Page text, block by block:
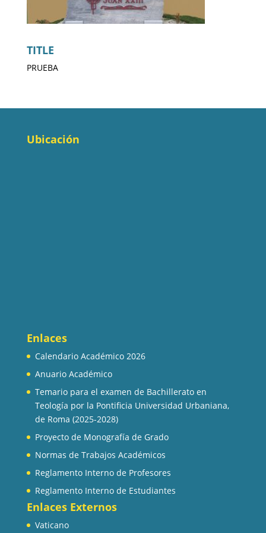
TITLE
PRUEBA
Ubicación
Enlaces
Calendario Académico 2026
Anuario Académico
Temario para el examen de Bachillerato en
Teología por la Pontificia Universidad Urbaniana,
de Roma (2025-2028)
Proyecto de Monografía de Grado
Normas de Trabajos Académicos
Reglamento Interno de Profesores
Reglamento Interno de Estudiantes
Enlaces Externos
Vaticano